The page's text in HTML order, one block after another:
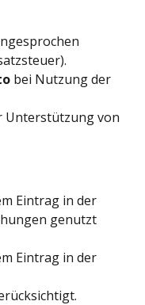
bei Nutzung der
Unterstützung von
Eintrag in der
genutzt
Eintrag in der